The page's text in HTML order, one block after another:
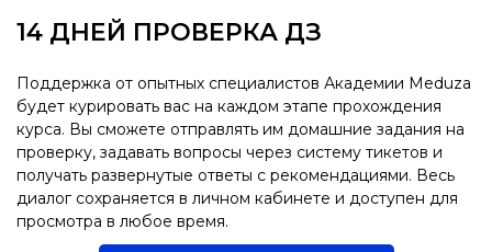
14 ДНЕЙ ПРОВЕРКА ДЗ
Поддержка от опытных специалистов Академии Meduza
будет курировать вас на каждом этапе прохождения
курса. Вы сможете отправлять им домашние задания на
проверку, задавать вопросы через систему тикетов и
получать развернутые ответы с рекомендациями. Весь
диалог сохраняется в личном кабинете и доступен для
просмотра в любое время.